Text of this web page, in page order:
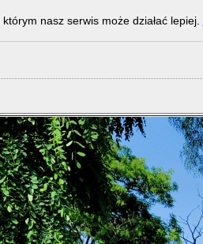
nasz serwis może działać lepiej.